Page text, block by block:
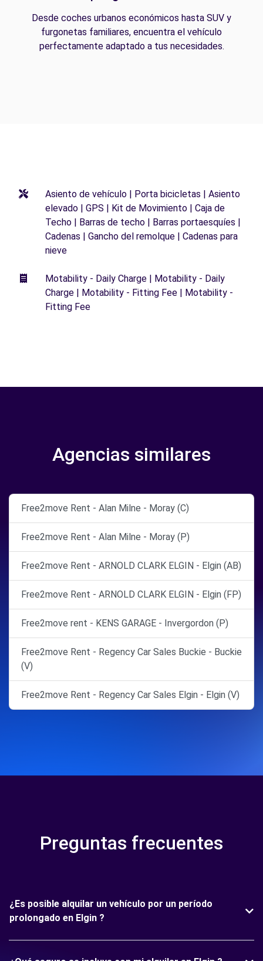
Desde coches urbanos económicos hasta SUV y
furgonetas familiares, encuentra el vehículo
perfectamente adaptado a tus necesidades.
Asiento de vehículo | Porta bicicletas | Asiento
elevado | GPS | Kit de Movimiento | Caja de
Techo | Barras de techo | Barras portaesquíes |
Cadenas | Gancho del remolque | Cadenas para
nieve
Motability - Daily Charge | Motability - Daily
Charge | Motability - Fitting Fee | Motability -
Fitting Fee
Agencias similares
Free2move Rent - Alan Milne - Moray (C)
Free2move Rent - Alan Milne - Moray (P)
Free2move Rent - ARNOLD CLARK ELGIN - Elgin (AB)
Free2move Rent - ARNOLD CLARK ELGIN - Elgin (FP)
Free2move rent - KENS GARAGE - Invergordon (P)
Free2move Rent - Regency Car Sales Buckie - Buckie
(V)
Free2move Rent - Regency Car Sales Elgin - Elgin (V)
Preguntas frecuentes
¿Es posible alquilar un vehículo por un período
prolongado en Elgin ?